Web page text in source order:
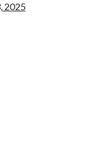
2025